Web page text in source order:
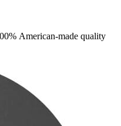
American-made quality